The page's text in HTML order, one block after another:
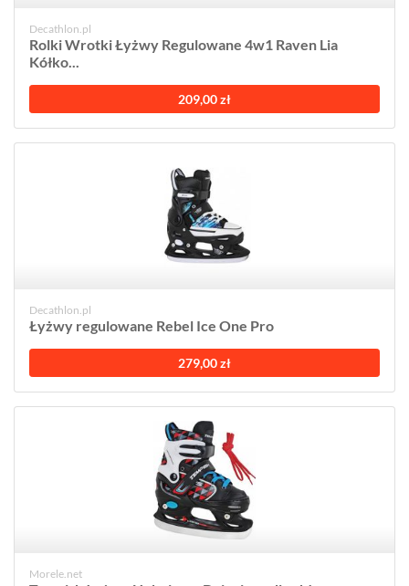
Decathlon.pl
Rolki Wrotki Łyżwy Regulowane 4w1 Raven Lia
Kółko...
209,00 zł
Decathlon.pl
Łyżwy regulowane Rebel Ice One Pro
279,00 zł
Morele.net